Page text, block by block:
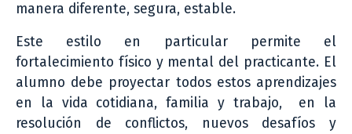
manera diferente, segura, estable.
Este estilo en particular permite el
fortalecimiento físico y mental del practicante. El
alumno debe proyectar todos estos aprendizajes
en la vida cotidiana, familia y trabajo, en la
resolución de conflictos, nuevos desafíos y